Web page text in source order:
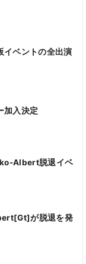
イベントの全出演
加入決定
Albert脱退イベ
が脱退を発